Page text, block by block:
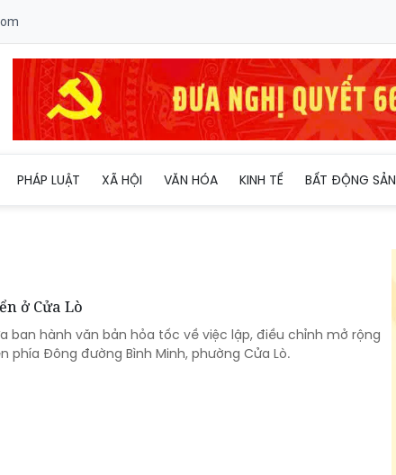
PHÁP LUẬT XÃ HỘI VĂN HÓA KINH TẾ BẤT ĐỘNG SẢN
ở Cửa Lò
ban hành văn bản hỏa tốc về việc lập, điều chỉnh mở rộng
phía Đông đường Bình Minh, phường Cửa Lò.